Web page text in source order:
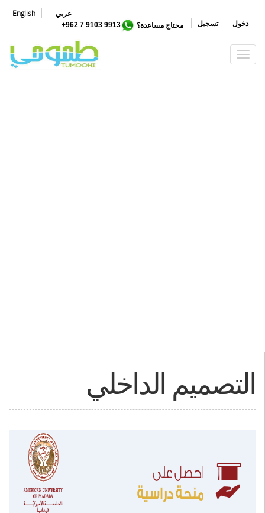
المحتوى
الرئيسي
English
عربي
تسجيل
دخول محتاج مساعدة؟ 9913 9103 7 962+
Toggle navigation
التصميم الداخلي